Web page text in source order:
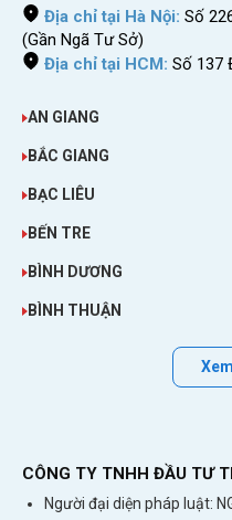
giờ với giá cực rẻ
càng đông người thì
phát Sahaha R10
thiết bị. Nếu chia
rẻ hơn một cốc cafe.
Giá thuê wifi đi
Sahaha là trọn gói.
cứ chi phí gì thêm cả.
Địa chỉ tại Hà Nội: Số
(Gần Ngã Tư Sở)
Địa chỉ tại HCM: Số 137
AN GIANG
BẮC GIANG
BẠC LIÊU
BẾN TRE
BÌNH DƯƠNG
BÌNH THUẬN
CÔNG TY TNHH ĐẦU TƯ
Người đại diện pháp luật: